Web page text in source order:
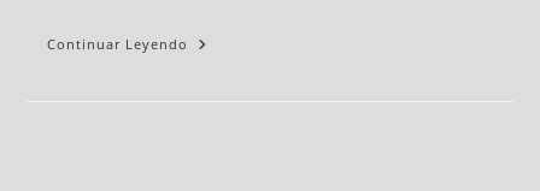
Continuar Leyendo